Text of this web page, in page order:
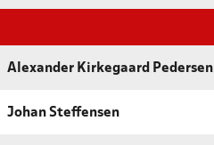
Alexander Kirkegaard Pedersen
Johan Steffensen